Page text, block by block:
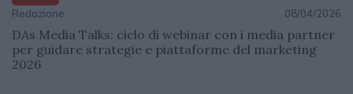
Redazione 08/04/2026
DAs Media Talks: ciclo di webinar con i media partner
per guidare strategie e piattaforme del marketing
2026